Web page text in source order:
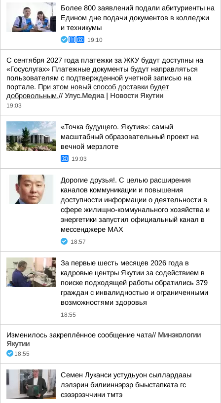
Более 800 заявлений подали абитуриенты на
Едином дне подачи документов в колледжи
и техникумы
19:10
С сентября 2027 года платежки за ЖКУ будут доступны на
«Госуслугах» Платежные документы будут направляться
пользователям с подтвержденной учетной записью на
портале. При этом новый способ доставки будет
добровольным.// Улус.Медиа | Новости Якутии
19:03
«Точка будущего. Якутия»: самый
масштабный образовательный проект на
вечной мерзлоте
19:03
Дорогие друзья!. С целью расширения
каналов коммуникации и повышения
доступности информации о деятельности в
сфере жилищно-коммунального хозяйства и
энергетики запустил официальный канал в
мессенджере MAX
18:57
За первые шесть месяцев 2026 года в
кадровые центры Якутии за содействием в
поиске подходящей работы обратились 379
граждан с инвалидностью и ограниченными
возможностями здоровья
18:55
Изменилось закреплённое сообщение чата// Минэкологии
Якутии
18:55
Семен Луканси устудьуон сыллардааы
лэлэрин билииннэрэр быыстапката гс
сэээрээччини тмтэ